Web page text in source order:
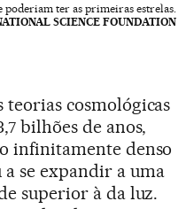
poderiam ter as primeiras estrelas.
SCIENCE FOUNDATION
teorias cosmológicas
bilhões de anos,
infinitamente denso
a se expandir a uma
superior à da luz.